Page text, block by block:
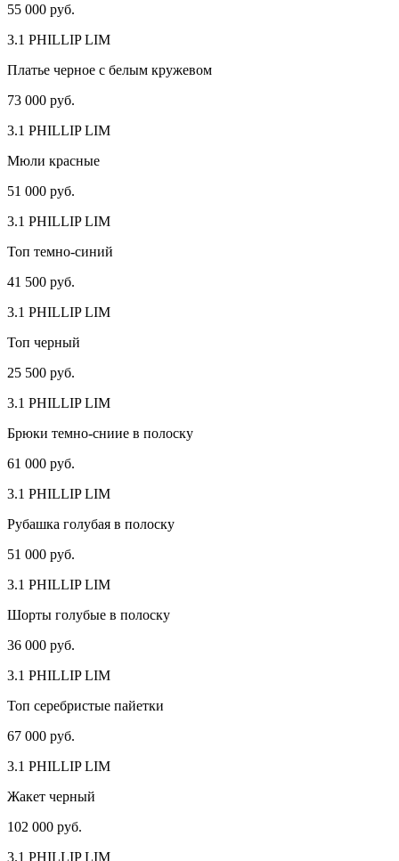
55 000 руб.
3.1 PHILLIP LIM
Платье черное с белым кружевом
73 000 руб.
3.1 PHILLIP LIM
Мюли красные
51 000 руб.
3.1 PHILLIP LIM
Топ темно-синий
41 500 руб.
3.1 PHILLIP LIM
Топ черный
25 500 руб.
3.1 PHILLIP LIM
Брюки темно-сниие в полоску
61 000 руб.
3.1 PHILLIP LIM
Рубашка голубая в полоску
51 000 руб.
3.1 PHILLIP LIM
Шорты голубые в полоску
36 000 руб.
3.1 PHILLIP LIM
Топ серебристые пайетки
67 000 руб.
3.1 PHILLIP LIM
Жакет черный
102 000 руб.
3.1 PHILLIP LIM